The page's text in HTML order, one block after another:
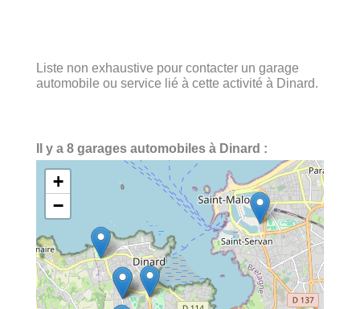
Liste non exhaustive pour contacter un garage
automobile ou service lié à cette activité à Dinard.
Il y a 8 garages automobiles à Dinard :
+
−